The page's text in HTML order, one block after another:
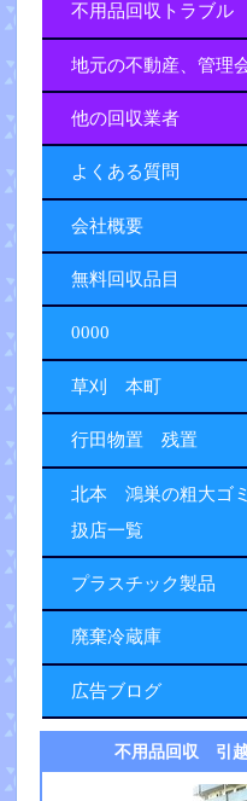
不用品回収トラブル
地元の不動産、管理
他の回収業者
よくある質問
会社概要
無料回収品目
0000
草刈 本町
行田物置 残置
北本 鴻巣の粗大ゴ
扱店一覧
プラスチック製品
廃棄冷蔵庫
広告ブログ
不用品回収 引